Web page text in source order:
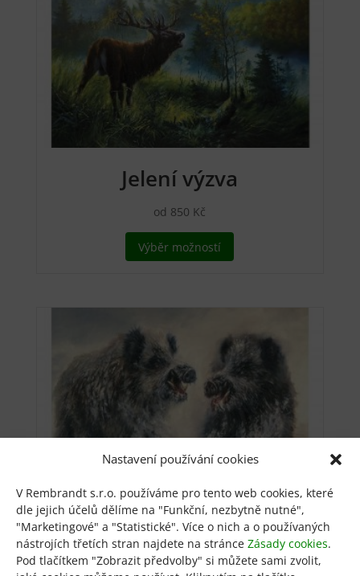
Nastavení používání cookies
V Rembrandt s.r.o. používáme pro tento web cookies, které
dle jejich účelů dělíme na "Funkční, nezbytně nutné",
"Marketingové" a "Statistické". Více o nich a o používaných
nástrojích třetích stran najdete na stránce Zásady cookies.
Pod tlačítkem "Zobrazit předvolby" si můžete sami zvolit,
vybrat
stránce
produktu
Jelení výzva
od 850 Kč
Výběr možností
lze
vybrat
na
stránce
produktu
Dva divočáci
od800Kč